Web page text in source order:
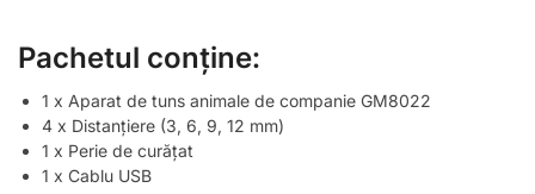
Pachetul conține:
1 x Aparat de tuns animale de companie GM8022
4 x Distanțiere (3, 6, 9, 12 mm)
1 x Perie de curățat
1 x Cablu USB